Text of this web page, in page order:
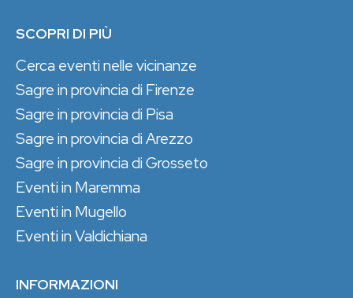
SCOPRI DI PIÙ
Cerca eventi nelle vicinanze
Sagre in provincia di Firenze
Sagre in provincia di Pisa
Sagre in provincia di Arezzo
Sagre in provincia di Grosseto
Eventi in Maremma
Eventi in Mugello
Eventi in Valdichiana
INFORMAZIONI